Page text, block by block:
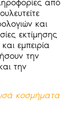
από
και
εκτίμησης
εμπειρία
την
την
κοσμήματα